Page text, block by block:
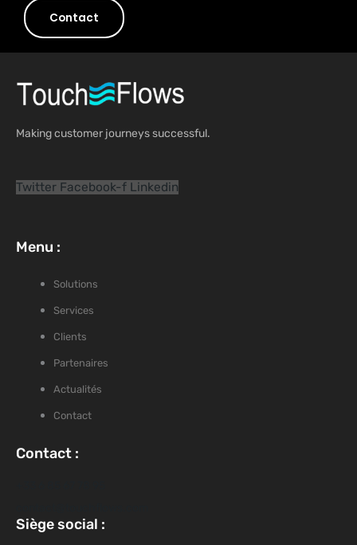
Contact
Making customer journeys successful.
Twitter Facebook-f Linkedin
Menu :
Solutions
Services
Clients
Partenaires
Actualités
Contact
Contact :
Siège social :